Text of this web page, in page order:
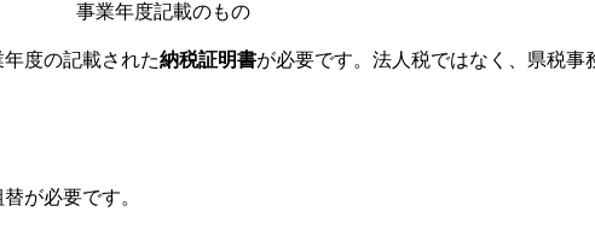
事業年度記載のもの
度の記載された納税証明書が必要です。法人税ではなく、県税事
が必要です。